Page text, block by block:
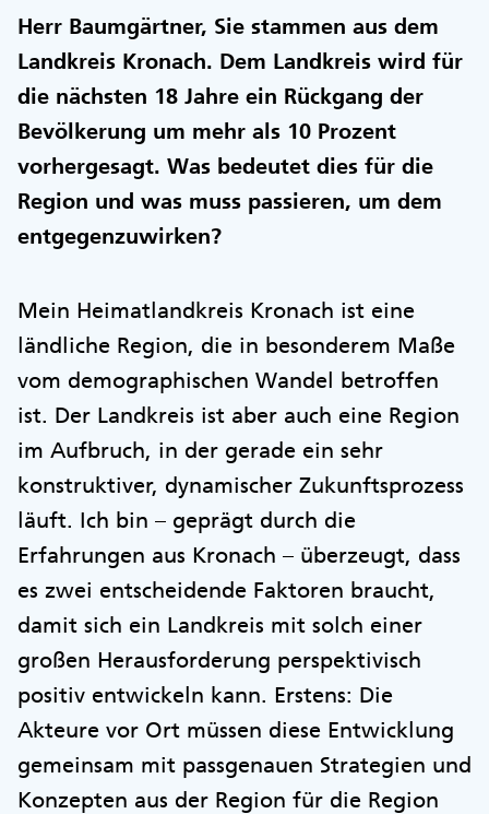
Herr Baumgärtner, Sie stammen aus dem
Landkreis Kronach. Dem Landkreis wird für
die nächsten 18 Jahre ein Rückgang der
Bevölkerung um mehr als 10 Prozent
vorhergesagt. Was bedeutet dies für die
Region und was muss passieren, um dem
entgegenzuwirken?
Mein Heimatlandkreis Kronach ist eine
ländliche Region, die in besonderem Maße
vom demographischen Wandel betroffen
ist. Der Landkreis ist aber auch eine Region
im Aufbruch, in der gerade ein sehr
konstruktiver, dynamischer Zukunftsprozess
läuft. Ich bin – geprägt durch die
Erfahrungen aus Kronach – überzeugt, dass
es zwei entscheidende Faktoren braucht,
damit sich ein Landkreis mit solch einer
großen Herausforderung perspektivisch
positiv entwickeln kann. Erstens: Die
Akteure vor Ort müssen diese Entwicklung
gemeinsam mit passgenauen Strategien und
Konzepten aus der Region für die Region